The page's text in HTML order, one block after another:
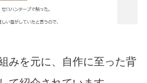
みを元に、自作に至った背